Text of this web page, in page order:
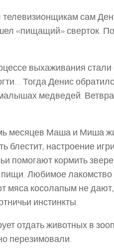
телевизионщикам сам
«пищащий» сверток.
выхаживания
Тогда Денис
медведей.
месяцев Маша и Миша
блестит, настроение
помогают кормить
пищи. Любимое
мяса косолапым не
инстинкты.
отдать животных в
перезимовали.